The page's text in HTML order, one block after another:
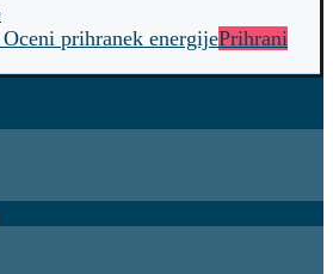
prihranek energijePrihrani